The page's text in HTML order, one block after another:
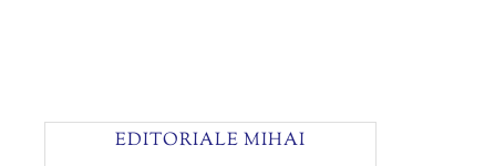
EDITORIALE MIHAI